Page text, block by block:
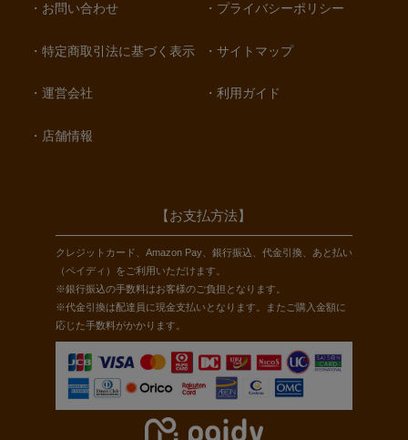
お問い合わせ
特定商取引法に基づく表示
運営会社
店舗情報
プライバシーポリシー
サイトマップ
利用ガイド
【お支払方法】
クレジットカード、Amazon Pay、銀行振込、代金引換、あと払い
（ペイディ）をご利用いただけます。
※銀行振込の手数料はお客様のご負担となります。
※代金引換は配達員に現金支払いとなります。またご購入金額に
応じた手数料がかかります。